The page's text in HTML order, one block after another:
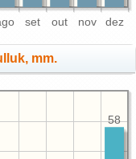
set out nov dez
mm.
58